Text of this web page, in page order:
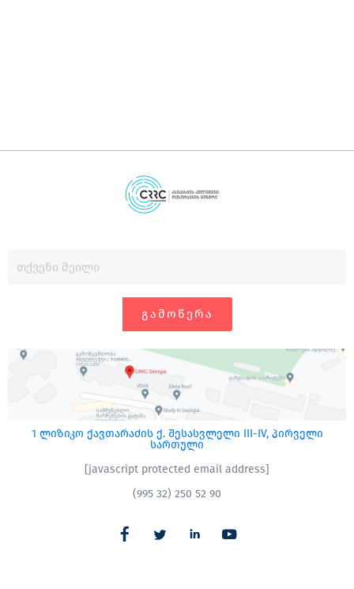
ᲒᲐᲛᲝᲬᲔᲠᲐ
1 ლიზიკო ქავთარაძის ქ. შესასვლელი III-IV, პირველი
სართული
[javascript protected email address]
(995 32) 250 52 90